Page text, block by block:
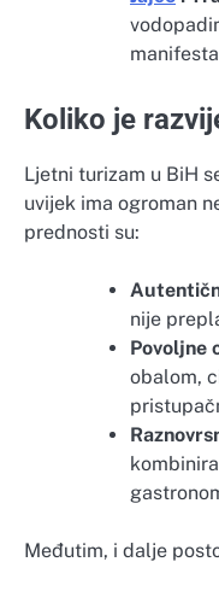
Koliko je
Ljetni turizam u BiH
uvijek ima ogroman
prednosti su:
nije
Povoljne
obalom,
Međutim, i dalje